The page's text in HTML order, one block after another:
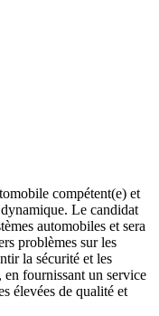
compétent(e) et
Le candidat
automobiles et sera
problèmes sur les
la sécurité et les
en fournissant un service
élevées de qualité et